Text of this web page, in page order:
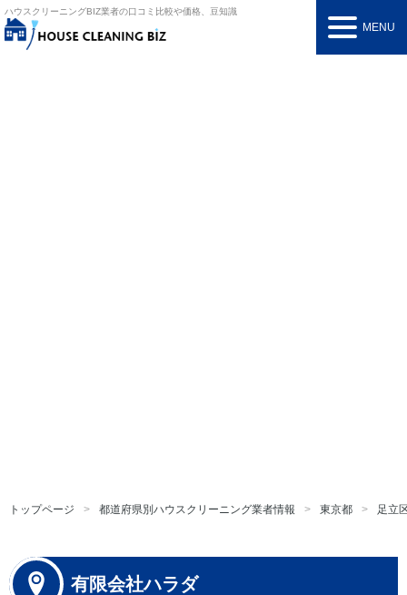
ハウスクリーニングBIZ業者の口コミ比較や価格、豆知識
MENU
トップページ 都道府県別ハウスクリーニング業者情報 東京都 足立
有限会社ハラダ